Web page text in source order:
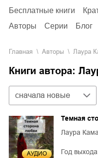
Бесплатные книги
Авторы
Серии Блог
Главная Aвторы Лаура
Книги автора:
Сортировка
сначала новые
AУДИО
Темная
Лаура
Год